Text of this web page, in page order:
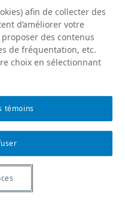
et conférences
afin de collecter des
d’améliorer votre
des contenus
de fréquentation, etc.
choix en sélectionnant
témoins